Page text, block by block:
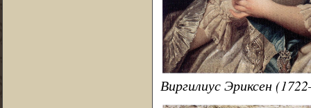
Виргилиус Эриксен